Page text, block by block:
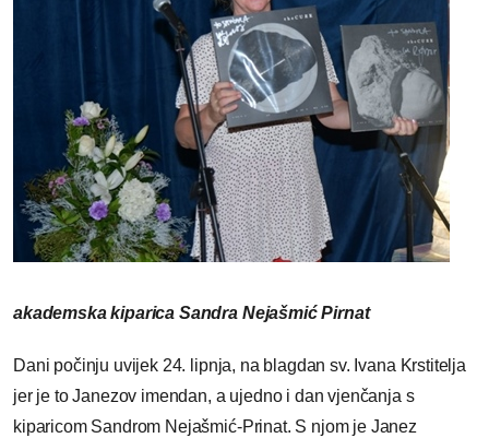
akademska kiparica Sandra Nejašmić Pirnat
Dani počinju uvijek 24. lipnja, na blagdan sv. Ivana Krstitelja
jer je to Janezov imendan, a ujedno i dan vjenčanja s
kiparicom Sandrom Nejašmić-Prinat. S njom je Janez